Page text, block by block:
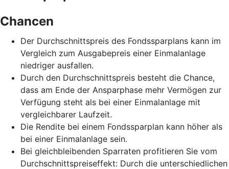
Chancen
Der Durchschnittspreis des Fondssparplans kann im
Vergleich zum Ausgabepreis einer Einmalanlage
niedriger ausfallen.
Durch den Durchschnittspreis besteht die Chance,
dass am Ende der Ansparphase mehr Vermögen zur
Verfügung steht als bei einer Einmalanlage mit
vergleichbarer Laufzeit.
Die Rendite bei einem Fondssparplan kann höher als
bei einer Einmalanlage sein.
Bei gleichbleibenden Sparraten profitieren Sie vom
Durchschnittspreiseffekt: Durch die unterschiedlichen